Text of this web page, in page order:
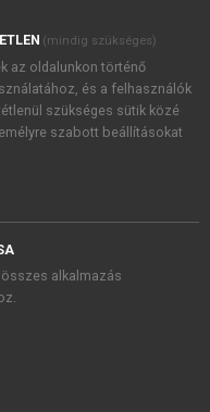
tudomásul
, valamint a szotar.netés a
foglaltakat
(mindig szükséges)
az oldalunkon történő
és a felhasználók
szükséges sütik közé
szabott beállításokat
alkalmazás